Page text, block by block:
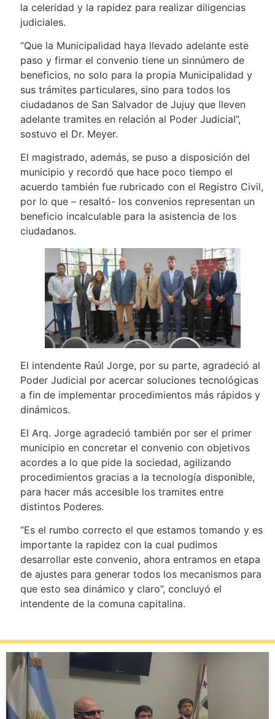
la celeridad y la rapidez para realizar diligencias
judiciales.
“Que la Municipalidad haya llevado adelante este
paso y firmar el convenio tiene un sinnúmero de
beneficios, no solo para la propia Municipalidad y
sus trámites particulares, sino para todos los
ciudadanos de San Salvador de Jujuy que lleven
adelante tramites en relación al Poder Judicial”,
sostuvo el Dr. Meyer.
El magistrado, además, se puso a disposición del
municipio y recordó que hace poco tiempo el
acuerdo también fue rubricado con el Registro Civil,
por lo que – resaltó- los convenios representan un
beneficio incalculable para la asistencia de los
ciudadanos.
El intendente Raúl Jorge, por su parte, agradeció al
Poder Judicial por acercar soluciones tecnológicas
a fin de implementar procedimientos más rápidos y
dinámicos.
El Arq. Jorge agradeció también por ser el primer
municipio en concretar el convenio con objetivos
acordes a lo que pide la sociedad, agilizando
procedimientos gracias a la tecnología disponible,
para hacer más accesible los tramites entre
distintos Poderes.
“Es el rumbo correcto el que estamos tomando y es
importante la rapidez con la cual pudimos
desarrollar este convenio, ahora entramos en etapa
de ajustes para generar todos los mecanismos para
que esto sea dinámico y claro”, concluyó el
intendente de la comuna capitalina.